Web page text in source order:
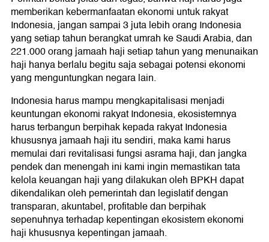
memberikan kebermanfaatan ekonomi untuk rakyat
Indonesia, jangan sampai 3 juta lebih orang Indonesia
yang setiap tahun berangkat umrah ke Saudi Arabia, dan
221.000 orang jamaah haji setiap tahun yang menunaikan
haji hanya berlalu begitu saja sebagai potensi ekonomi
yang menguntungkan negara lain.
Indonesia harus mampu mengkapitalisasi menjadi
keuntungan ekonomi rakyat Indonesia, ekosistemnya
harus terbangun berpihak kepada rakyat Indonesia
khususnya jamaah haji itu sendiri, maka kami harus
memulai dari revitalisasi fungsi asrama haji, dan jangka
pendek dan menengah ini kami ingin memastikan tata
kelola keuangan haji yang dilakukan oleh BPKH dapat
dikendalikan oleh pemerintah dan legislatif dengan
transparan, akuntabel, profitable dan berpihak
sepenuhnya terhadap kepentingan ekosistem ekonomi
haji khususnya kepentingan jamaah.